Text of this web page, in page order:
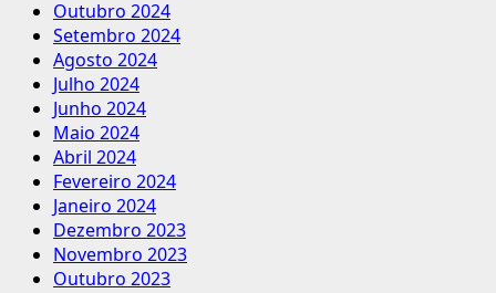
Outubro 2024
Setembro 2024
Agosto 2024
Julho 2024
Junho 2024
Maio 2024
Abril 2024
Fevereiro 2024
Janeiro 2024
Dezembro 2023
Novembro 2023
Outubro 2023